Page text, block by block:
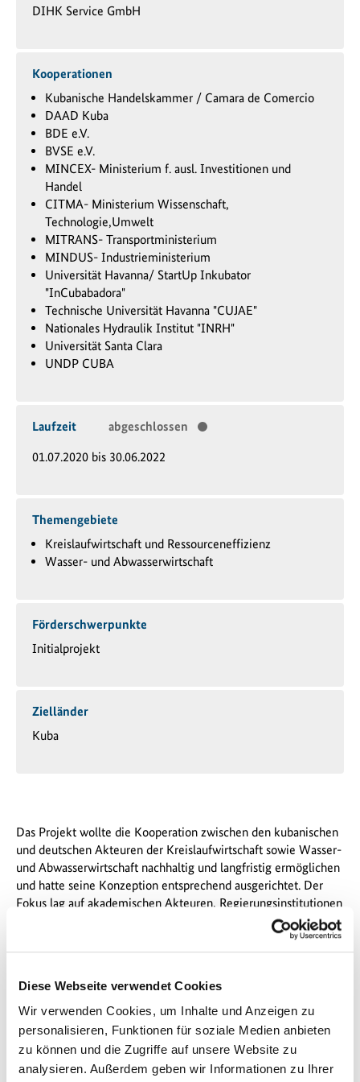
Diese Webseite verwendet Cookies
Wir verwenden Cookies, um Inhalte und Anzeigen zu
personalisieren, Funktionen für soziale Medien anbieten
zu können und die Zugriffe auf unsere Website zu
analysieren. Außerdem geben wir Informationen zu Ihrer
DIHK Service GmbH
Kooperationen
Kubanische Handelskammer / Camara de Comercio
DAAD Kuba
BDE e.V.
BVSE e.V.
MINCEX- Ministerium f. ausl. Investitionen und
Handel
CITMA- Ministerium Wissenschaft,
Technologie,Umwelt
MITRANS- Transportministerium
MINDUS- Industrieministerium
Universität Havanna/ StartUp Inkubator
"InCubabadora"
Technische Universität Havanna "CUJAE"
Nationales Hydraulik Institut "INRH"
Universität Santa Clara
UNDP CUBA
Laufzeit
abgeschlossen
01.07.2020 bis 30.06.2022
Themengebiete
Kreislaufwirtschaft und Ressourceneffizienz
Wasser- und Abwasserwirtschaft
Förderschwerpunkte
Initialprojekt
Zielländer
Kuba
Das Projekt wollte die Kooperation zwischen den kubanischen
und deutschen Akteuren der Kreislaufwirtschaft sowie Wasser-
und Abwasserwirtschaft nachhaltig und langfristig ermöglichen
und hatte seine Konzeption entsprechend ausgerichtet. Der
Fokus lag auf akademischen Akteuren, Regierungsinstitutionen
und Unternehmen. Mithilfe eines Onlinemediums in Form
eines Blogs sollte eine differenzierte, aber gleichzeitig
kompakte und übersichtliche Darstellung der wichtigsten
werden. Gleichzeitig wurde hiermit der Grundstein für
Dreieckskooperationen zwischen deutschen und kubanischen
Universitäten sowie deutschen Unternehmen gelegt.
Der geplante Start-up Wettbewerb im Inkubator „InCuba“
(Universität Havanna) sollte das Thema „Nachhaltige Lösungen